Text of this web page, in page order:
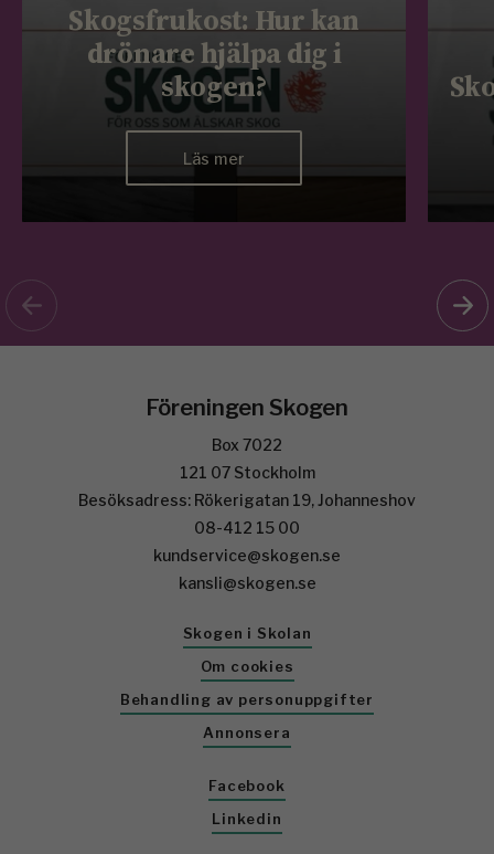
Skogsfrukost: Hur kan
drönare hjälpa dig i
skogen?
Läs mer
Föreningen Skogen
Box 7022
121 07 Stockholm
Besöksadress: Rökerigatan 19, Johanneshov
08-412 15 00
kundservice@skogen.se
kansli@skogen.se
Skogen i Skolan
Om cookies
Behandling av personuppgifter
Annonsera
Facebook
Linkedin